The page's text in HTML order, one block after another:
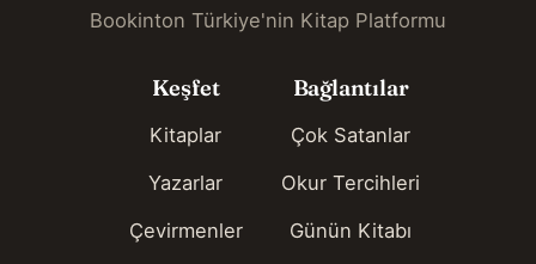
Bookinton Türkiye'nin Kitap Platformu
Keşfet
Kitaplar
Yazarlar
Çevirmenler
Bağlantılar
Çok Satanlar
Okur Tercihleri
Günün Kitabı